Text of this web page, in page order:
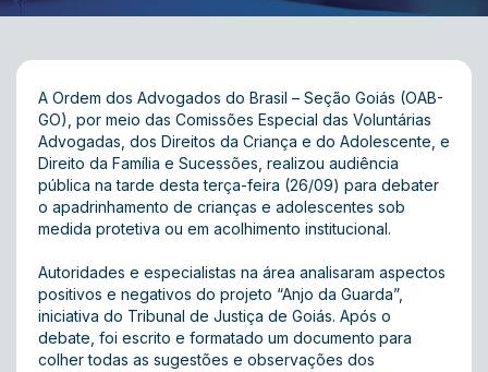
A Ordem dos Advogados do Brasil – Seção Goiás (OAB-
GO), por meio das Comissões Especial das Voluntárias
Advogadas, dos Direitos da Criança e do Adolescente, e
Direito da Família e Sucessões, realizou audiência
pública na tarde desta terça-feira (26/09) para debater
o apadrinhamento de crianças e adolescentes sob
medida protetiva ou em acolhimento institucional.
Autoridades e especialistas na área analisaram aspectos
positivos e negativos do projeto “Anjo da Guarda”,
iniciativa do Tribunal de Justiça de Goiás. Após o
debate, foi escrito e formatado um documento para
colher todas as sugestões e observações dos